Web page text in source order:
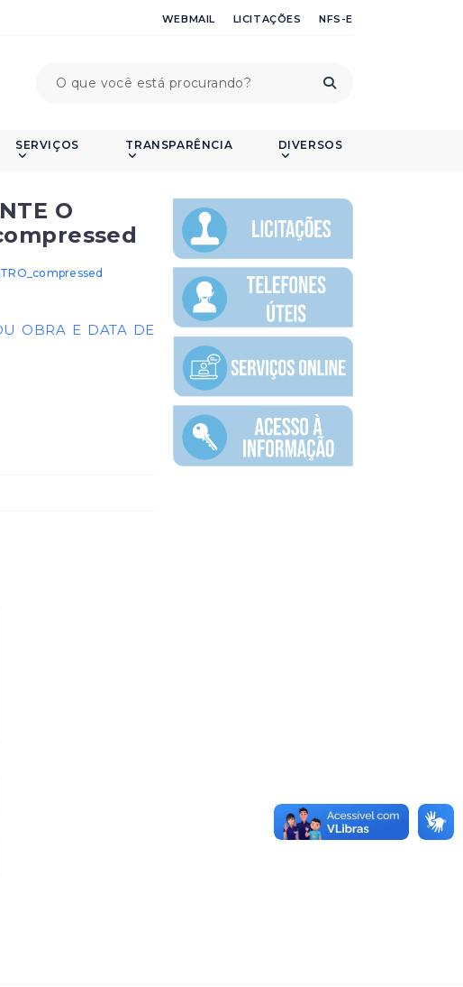
WEBMAIL LICITAÇÕES NFS-E
SERVIÇOS TRANSPARÊNCIA DIVERSOS
O
OBRA E DATA DE